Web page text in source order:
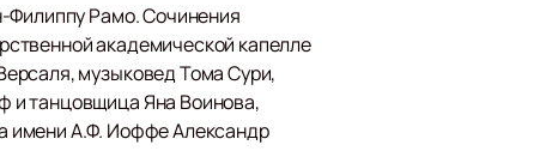
Филиппу Рамо. Сочинения
академической капелле
музыковед Тома Сури,
и танцовщица Яна Воинова,
имени А.Ф. Иоффе Александр